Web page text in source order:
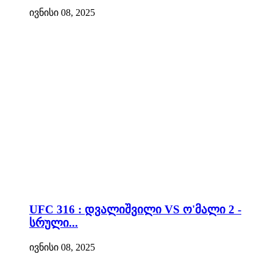
ივნისი 08, 2025
UFC 316 : დვალიშვილი VS ო'მალი 2 -
სრული...
ივნისი 08, 2025